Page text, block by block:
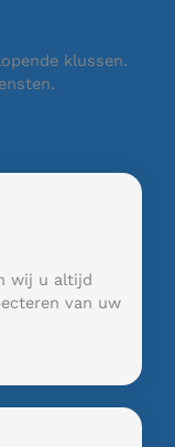
klussen.
wij u altijd
van uw